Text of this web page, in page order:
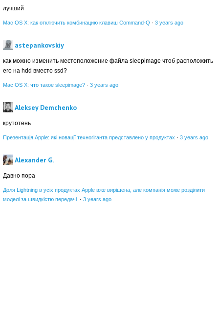
лучший
Mac OS X: как отключить комбинацию клавиш Command-Q · 3 years ago
astepankovskiy
как можно изменить местоположение файла sleepimage чтоб расположить
его на hdd вместо ssd?
Mac OS X: что такое sleepimage? · 3 years ago
Aleksey Demchenko
крутотень
Презентація Apple: які новації техногіганта представлено у продуктах · 3 years ago
Alexander G.
Давно пора
Доля Lightning в усіх продуктах Apple вже вирішена, але компанія може розділити
моделі за швидкістю передачі · 3 years ago